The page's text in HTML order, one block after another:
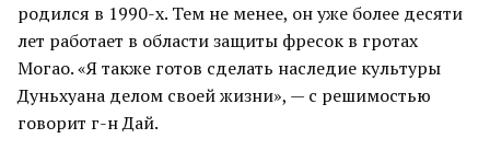
родился в 1990-х. Тем не менее, он уже более десяти
лет работает в области защиты фресок в гротах
Могао. «Я также готов сделать наследие культуры
Дуньхуана делом своей жизни», — с решимостью
говорит г-н Дай.